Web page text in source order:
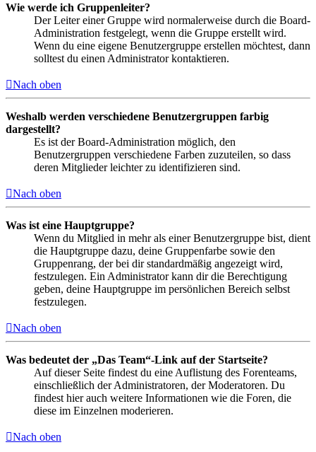
Wie werde ich Gruppenleiter?
Der Leiter einer Gruppe wird normalerweise durch die Board-
Administration festgelegt, wenn die Gruppe erstellt wird.
Wenn du eine eigene Benutzergruppe erstellen möchtest, dann
solltest du einen Administrator kontaktieren.
Nach oben
Weshalb werden verschiedene Benutzergruppen farbig
dargestellt?
Es ist der Board-Administration möglich, den
Benutzergruppen verschiedene Farben zuzuteilen, so dass
deren Mitglieder leichter zu identifizieren sind.
Nach oben
Was ist eine Hauptgruppe?
Wenn du Mitglied in mehr als einer Benutzergruppe bist, dient
die Hauptgruppe dazu, deine Gruppenfarbe sowie den
Gruppenrang, der bei dir standardmäßig angezeigt wird,
festzulegen. Ein Administrator kann dir die Berechtigung
geben, deine Hauptgruppe im persönlichen Bereich selbst
festzulegen.
Nach oben
Was bedeutet der „Das Team“-Link auf der Startseite?
Auf dieser Seite findest du eine Auflistung des Forenteams,
einschließlich der Administratoren, der Moderatoren. Du
findest hier auch weitere Informationen wie die Foren, die
diese im Einzelnen moderieren.
Nach oben